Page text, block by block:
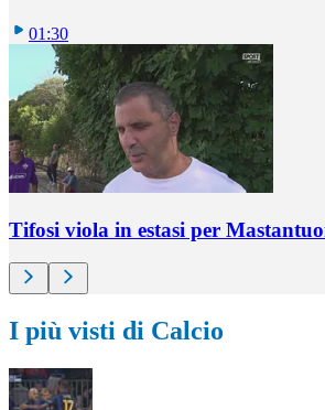
01:30
Tifosi viola in estasi per
I più visti di Calcio